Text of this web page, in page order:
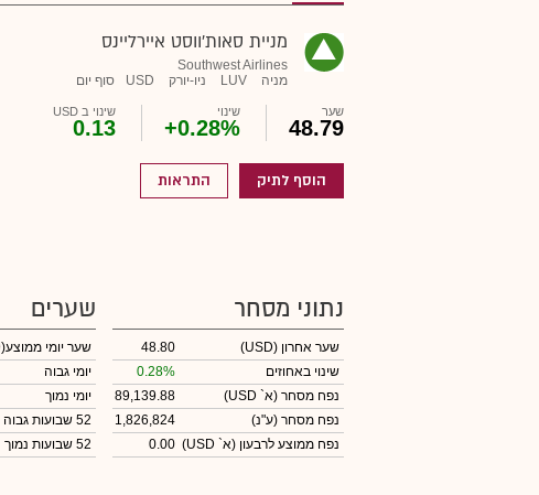
מניית סאות'ווסט איירליינס
Southwest Airlines
מניה
LUV ניו-יורק USD סוף יום
שער
48.79
שינוי
+0.28%
שינוי ב USD
0.13
הוסף לתיק התראות
נתוני מסחר
שער אחרון (USD)
48.80
שינוי באחוזים
0.28%
נפח מסחר (א` USD)
89,139.88
נפח מסחר (ע"נ)
1,826,824
נפח ממוצע לרבעון (א` USD)
0.00
שערים
שער יומי ממוצע(USD)
יומי גבוה
יומי נמוך
52 שבועות גבוה
52 שבועות נמוך